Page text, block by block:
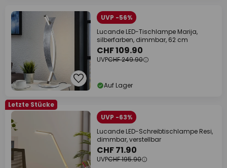
UVP -56%
Lucande LED-Tischlampe Marija,
silberfarben, dimmbar, 62 cm
CHF 109.90
UVPCHF 249.90
Auf Lager
Letzte Stücke
UVP -63%
Lucande LED-Schreibtischlampe Resi,
dimmbar, verstellbar
CHF 71.90
UVPCHF 195.90